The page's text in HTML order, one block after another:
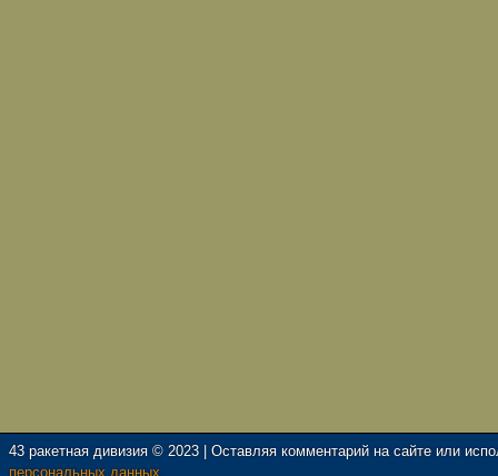
43 ракетная дивизия © 2023 | Оставляя комментарий на сайте или
персональных данных.